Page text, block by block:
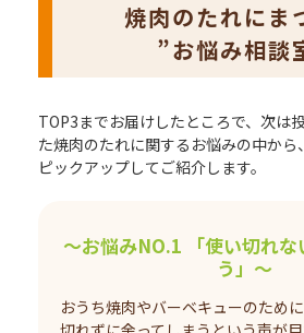
焼肉のたれにま
”お悩み相談
TOP3までお届けしたところで、次は
た焼肉のたれに関するお悩みの中か
ピックアップしてご紹介します。
～お悩みNO.1 「使い切れな
う」～
おうち焼肉やバーベキューのため